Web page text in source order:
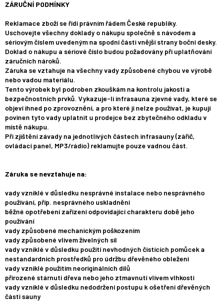
ZÁRUČNÍ PODMÍNKY
Reklamace zboží se řídí právním řádem České republiky.
Uschovejte všechny doklady o nákupu společně s návodem a
sériovým číslem uvedeným na spodní části vnější strany boční desky.
Doklad o nákupu a sériové číslo budou požadovány při uplatňování
záručních nároků.
Záruka se vztahuje na všechny vady způsobené chybou ve výrobě
nebo vadou materiálu.
Tento výrobek byl podroben zkouškám na kontrolu jakosti a
bezpečnostních prvků. Vykazuje-li infrasauna zjevné vady, které se
objeví ihned po zprovoznění, a pro které ji nelze používat, je kupují
povinen tyto vady uplatnit u prodejce bez zbytečného odkladu v
místě nákupu.
Při zjištění závady na jednotlivých částech infrasauny (zářič,
ovládací panel, MP3/rádio) reklamujte pouze vadnou část.
Záruka se nevztahuje na:
vady vzniklé v důsledku nesprávné instalace nebo nesprávného
používání, příp. nesprávného uskladnění
běžné opotřebení zařízení odpovídající charakteru době jeho
používání
vady způsobené mechanickým poškozením
vady způsobené vlivem živelných sil
vady vzniklé v důsledku použití nevhodných čistících pomůcek a
nestandardních prostředků pro údržbu dřevěného obležení
vady vzniklé použitím neoriginálních dílů
přirozené stárnutí dřeva nebo jeho ztmavnutí vlivem vlhkosti
vady vzniklé v důsledku nedodržení postupu k ošetření dřevěných
částí sauny